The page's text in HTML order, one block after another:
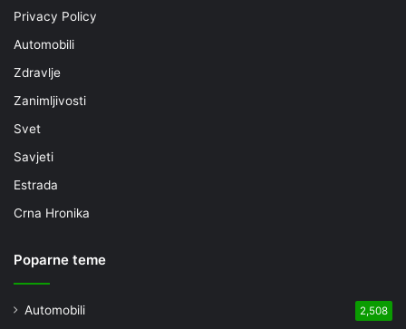
Privacy Policy
Automobili
Zdravlje
Zanimljivosti
Svet
Savjeti
Estrada
Crna Hronika
Poparne teme
Automobili 2,508